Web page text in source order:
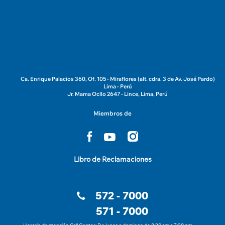
Ca. Enrique Palacios 360, Of. 105 - Miraflores (alt. cdra. 3 de Av. José Pardo)
Lima - Perú
Jr. Mama Ocllo 2647 - Lince, Lima, Perú
Miembros de
Libro de Reclamaciones
572 - 7000
571 - 7000